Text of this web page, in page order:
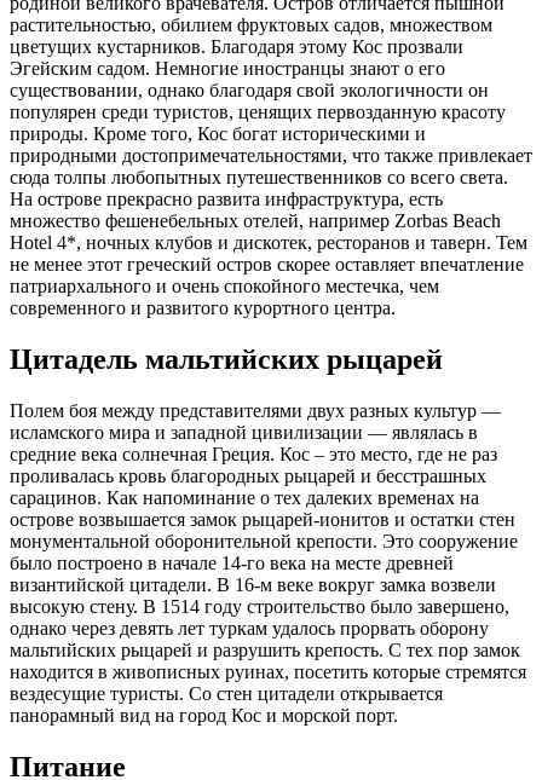
на осмотр окрестностей. Любознательным туристам на
заметку:
Удачное расположение Коса позволяет совершать
морские прогулки к ближайшим островам — на
Патмос, Нисирос, Калимноси уже упоминавшийся
Родос.
Расположенный напротив побережья Малой Азии, Кос
является отличным отправным пунктом для экскурсий к
древнемугороду Галикарнас(сейчас турецкий
Бодрум). Морская поездка в Бодрум из Коса длится
около часа, после чего можно приступить к осмотру
главных достопримечательностей живописного города-
амфитеатра.
Отели острова
Остров Кос (Греция), фотографии которого публикуются в
этой статье, может похвастаться самыми современными и
комфортабельными отелями. Один из наиболее рейтинговых
– четырехзвездочный Kipriotis Village 4*. Он расположен на
морском побережье, в трех километрах от города Кос и
двадцати пяти от местного аэропорта. Площадь отеля
составляет 135 тысяч квадратных метров. В этом прекрасном
месте для отдыха соблюден идеальный баланс между
типичной архитектурой средиземноморской деревни и
услугами современной четырехзвездочной гостиницы.
Украшенная пышной зеленью территория и развитая
инфраструктура позволяют отдыхающим полностью
отрешиться от насущных забот. В отеле имеется 651 номер на
любой вкус и кошелек.
В любое время года является прекрасным местом для отдыха
отличаются повышенным комфортом и приветливым